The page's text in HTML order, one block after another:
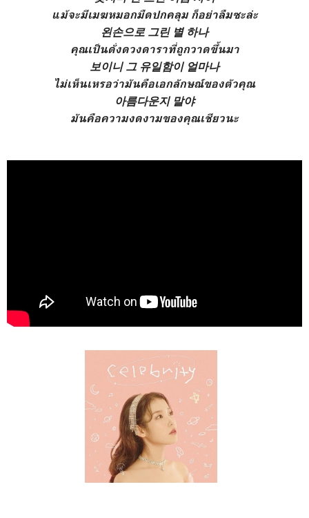
แม้จะมีเมฆหมอกมืดปกคลุม ก็อย่าลืมซะล่ะ
왼손으로 그린 별 하나
คุณเป็นดั่งดวงดาราที่ถูกวาดขึ้นมา
보이니 그 유일함이 얼마나
ไม่เห็นเหรอว่ามันคือเอกลักษณ์ของตัวคุณ
아름다운지 말야
มันคือความงดงามของคุณเชียวนะ